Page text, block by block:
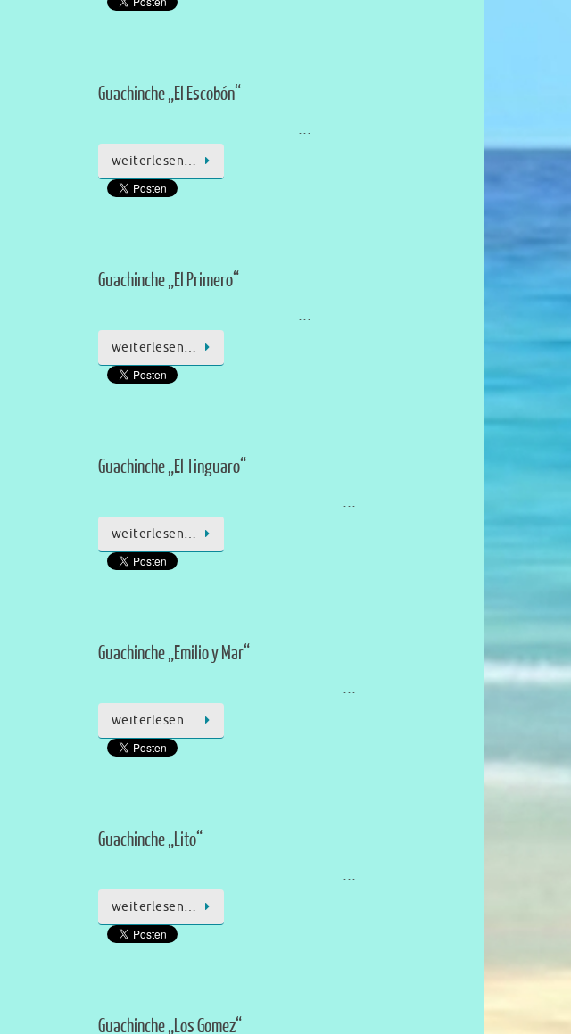
Guachinche „El Escobón“
…
weiterlesen…
Guachinche „El Primero“
…
weiterlesen…
Guachinche „El Tinguaro“
…
weiterlesen…
Guachinche „Emilio y Mar“
…
weiterlesen…
Guachinche „Lito“
…
weiterlesen…
Guachinche „Los Gomez“